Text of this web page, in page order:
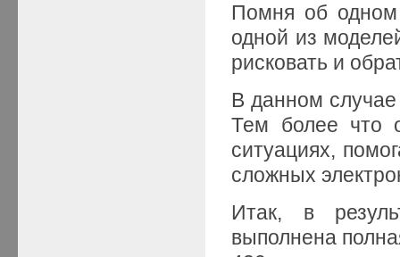
Помня об одном
одной из
рисковать и
В данном
Тем более что
ситуациях,
сложных
Итак, в
выполнена